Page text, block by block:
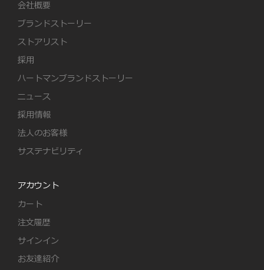
会社概要
ブランドストーリー
ストアリスト
採用
ハートマンブランドストーリー
ニュース
採用情報
法人のお客様
サステナビリティ
アカウント
カート
注文履歴
サインイン
お友達紹介